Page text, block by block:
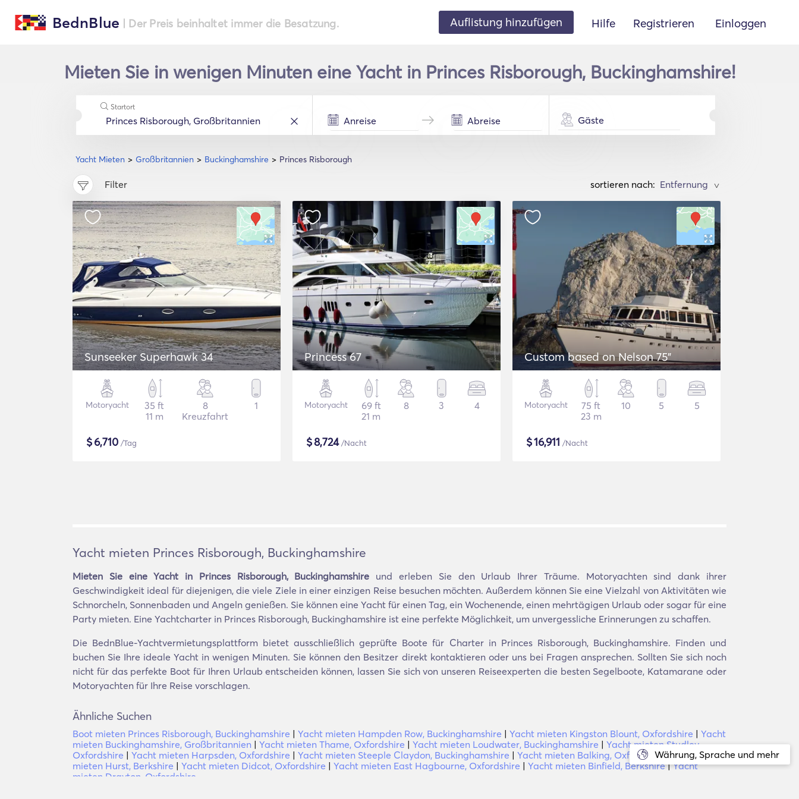
BednBlue | Der Preis beinhaltet immer die Besatzung. Auflistung hinzufügen Hilfe Registrieren Einloggen
Mieten Sie in wenigen Minuten eine Yacht in Princes Risborough, Buckinghamshire!
Yacht Mieten Großbritannien Buckinghamshire Princes Risborough
Startort
Gäste
Filter sortieren nach: >
Sunseeker Superhawk 34
Motoryacht
35 ft
11 m
8
Kreuzfahrt
1
$6,710 /Tag
Princess 67
Motoryacht
69 ft
21 m
8 3 4
$8,724/Nacht
Custom based on Nelson 75"
Motoryacht
75 ft
23 m
10 5 5
$16,911 /Nacht
Währung, Sprache und mehr
Yacht mieten Princes Risborough, Buckinghamshire
Mieten Sie eine Yacht in Princes Risborough, Buckinghamshire und erleben Sie den Urlaub Ihrer Träume. Motoryachten sind dank ihrer
Geschwindigkeit ideal für diejenigen, die viele Ziele in einer einzigen Reise besuchen möchten. Außerdem können Sie eine Vielzahl von Aktivitäten wie
Schnorcheln, Sonnenbaden und Angeln genießen. Sie können eine Yacht für einen Tag, ein Wochenende, einen mehrtägigen Urlaub oder sogar für eine
Party mieten. Eine Yachtcharter in Princes Risborough, Buckinghamshire ist eine perfekte Möglichkeit, um unvergessliche Erinnerungen zu schaffen.
Die BednBlue-Yachtvermietungsplattform bietet ausschließlich geprüfte Boote für Charter in Princes Risborough, Buckinghamshire. Finden und
buchen Sie Ihre ideale Yacht in wenigen Minuten. Sie können den Besitzer direkt kontaktieren oder uns bei Fragen ansprechen. Sollten Sie sich noch
nicht für das perfekte Boot für Ihren Urlaub entscheiden können, lassen Sie sich von unseren Reiseexperten die besten Segelboote, Katamarane oder
Motoryachten für Ihre Reise vorschlagen.
Ähnliche Suchen
Boot mieten Princes Risborough, Buckinghamshire | Yacht mieten Hampden Row, Buckinghamshire | Yacht mieten Kingston Blount, Oxfordshire | Yacht
mieten Buckinghamshire, Großbritannien | Yacht mieten Thame, Oxfordshire | Yacht mieten Loudwater, Buckinghamshire | Yacht mieten Studley,
Oxfordshire | Yacht mieten Harpsden, Oxfordshire | Yacht mieten Steeple Claydon, Buckinghamshire | Yacht mieten Balking, Oxfordshire|Yacht
mieten Hurst, Berkshire | Yacht mieten Didcot, Oxfordshire | Yacht mieten East Hagbourne, Oxfordshire | Yacht mieten Binfield, Berkshire|Yacht
mieten Drayton, Oxfordshire